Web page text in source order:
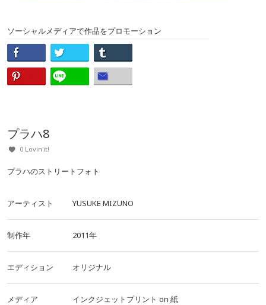
ソーシャルメディアで作品をプロモーション
プラハ8
0 Lovin'it!
プラハのストリートフォト
アーティスト YUSUKE MIZUNO
制作年 2011年
エディション オリジナル
メディア インクジェットプリント on 紙